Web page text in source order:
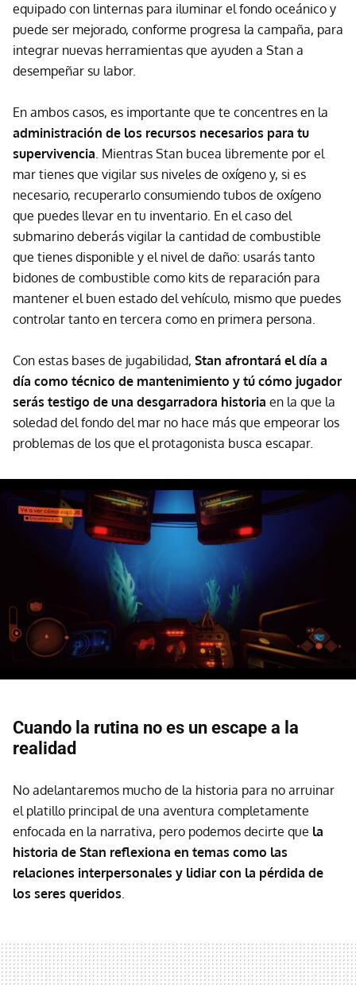
equipado con linternas para iluminar el fondo oceánico y
puede ser mejorado, conforme progresa la campaña, para
integrar nuevas herramientas que ayuden a Stan a
desempeñar su labor.
En ambos casos, es importante que te concentres en la
administración de los recursos necesarios para tu
supervivencia. Mientras Stan bucea libremente por el
mar tienes que vigilar sus niveles de oxígeno y, si es
necesario, recuperarlo consumiendo tubos de oxígeno
que puedes llevar en tu inventario. En el caso del
submarino deberás vigilar la cantidad de combustible
que tienes disponible y el nivel de daño: usarás tanto
bidones de combustible como kits de reparación para
mantener el buen estado del vehículo, mismo que puedes
controlar tanto en tercera como en primera persona.
Con estas bases de jugabilidad, Stan afrontará el día a
día como técnico de mantenimiento y tú cómo jugador
serás testigo de una desgarradora historia en la que la
soledad del fondo del mar no hace más que empeorar los
problemas de los que el protagonista busca escapar.
Cuando la rutina no es un escape a la
realidad
No adelantaremos mucho de la historia para no arruinar
el platillo principal de una aventura completamente
enfocada en la narrativa, pero podemos decirte que la
historia de Stan reflexiona en temas como las
relaciones interpersonales y lidiar con la pérdida de
los seres queridos